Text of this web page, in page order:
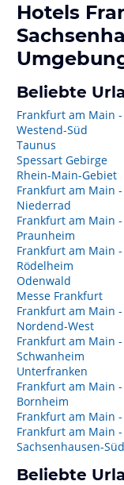
Hotels
Beliebte
Frankfurt am Main -
Westend-Süd
Taunus
Spessart Gebirge
Rhein-Main-Gebiet
Frankfurt am Main -
Niederrad
Frankfurt am Main -
Praunheim
Frankfurt am Main -
Rödelheim
Odenwald
Messe Frankfurt
Frankfurt am Main -
Nordend-West
Frankfurt am Main -
Schwanheim
Unterfranken
Frankfurt am Main -
Bornheim
Frankfurt am Main
Frankfurt am Main -
Sachsenhausen-Süd
Beliebte